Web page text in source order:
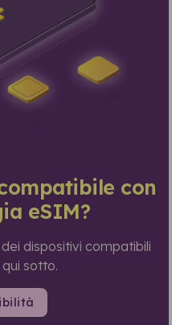
con
eSIM?
dispositivi compatibili
sotto.